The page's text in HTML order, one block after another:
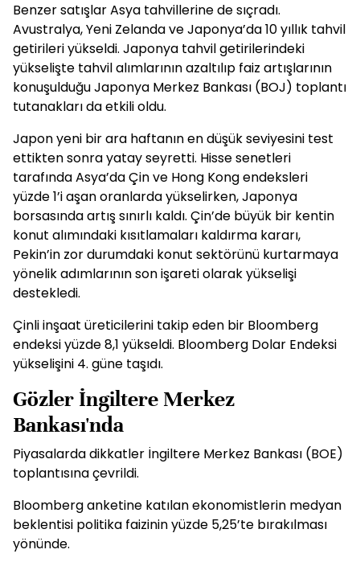
Benzer satışlar Asya tahvillerine de sıçradı.
Avustralya, Yeni Zelanda ve Japonya’da 10 yıllık tahvil
getirileri yükseldi. Japonya tahvil getirilerindeki
yükselişte tahvil alımlarının azaltılıp faiz artışlarının
konuşulduğu Japonya Merkez Bankası (BOJ) toplantı
tutanakları da etkili oldu.
Japon yeni bir ara haftanın en düşük seviyesini test
ettikten sonra yatay seyretti. Hisse senetleri
tarafında Asya’da Çin ve Hong Kong endeksleri
yüzde 1’i aşan oranlarda yükselirken, Japonya
borsasında artış sınırlı kaldı. Çin’de büyük bir kentin
konut alımındaki kısıtlamaları kaldırma kararı,
Pekin’in zor durumdaki konut sektörünü kurtarmaya
yönelik adımlarının son işareti olarak yükselişi
destekledi.
Çinli inşaat üreticilerini takip eden bir Bloomberg
endeksi yüzde 8,1 yükseldi. Bloomberg Dolar Endeksi
yükselişini 4. güne taşıdı.
Gözler İngiltere Merkez
Bankası'nda
Piyasalarda dikkatler İngiltere Merkez Bankası (BOE)
toplantısına çevrildi.
Bloomberg anketine katılan ekonomistlerin medyan
beklentisi politika faizinin yüzde 5,25’te bırakılması
yönünde.